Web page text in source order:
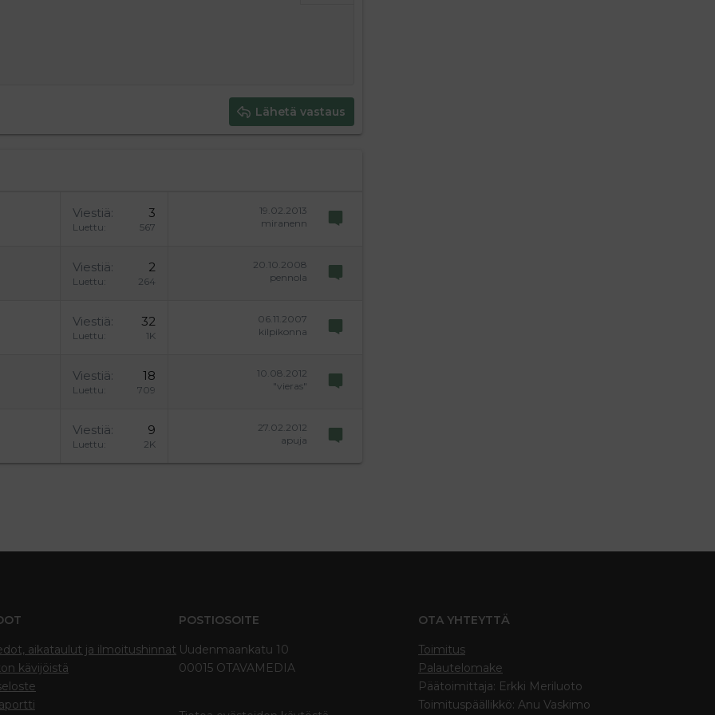
Lähetä vastaus
Viestiä 3
Luettu 567
19.02.2013
miranenn
Viestiä 2
Luettu 264
20.10.2008
pennola
Viestiä 32
Luettu 1K
06.11.2007
kilpikonna
Viestiä 18
Luettu 709
10.08.2012
"vieras"
Viestiä 9
Luettu 2K
27.02.2012
apuja
aikataulut ja ilmoitushinnat
kävijöistä
POSTIOSOITE
Uudenmaankatu 10
00015 OTAVAMEDIA
OTA YHTEYTTÄ
Toimitus
Palautelomake
Päätoimittaja: Erkki Meriluoto
Toimituspäällikkö: Anu Vaskimo